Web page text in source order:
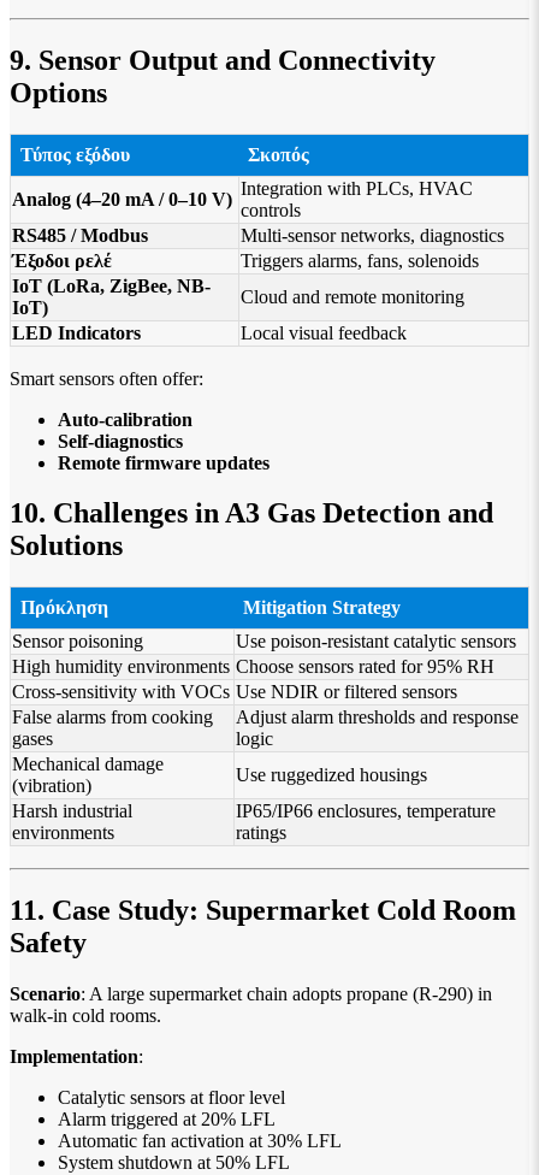
9. Sensor Output and Connectivity
Options
Τύπος εξόδου Σκοπός
Analog (4–20 mA / 0–10 V)
Integration with PLCs, HVAC
controls
RS485 / Modbus
Multi-sensor networks, diagnostics
Έξοδοι ρελέ
Triggers alarms, fans, solenoids
IoT (LoRa, ZigBee, NB-
IoT)
Cloud and remote monitoring
LED Indicators
Local visual feedback
Smart sensors often offer:
Auto-calibration
Self-diagnostics
Remote firmware updates
10. Challenges in A3 Gas Detection and
Solutions
Πρόκληση
Mitigation Strategy
Sensor poisoning
Use poison-resistant catalytic sensors
High humidity environments Choose sensors rated for 95% RH
Cross-sensitivity with VOCs Use NDIR or filtered sensors
False alarms from cooking
gases
Adjust alarm thresholds and response
logic
Mechanical damage
(vibration)
Use ruggedized housings
Harsh industrial
environments
IP65/IP66 enclosures, temperature
ratings
11. Case Study: Supermarket Cold Room
Safety
Scenario: A large supermarket chain adopts propane (R-290) in
walk-in cold rooms.
Implementation:
Catalytic sensors at floor level
Alarm triggered at 20% LFL
Automatic fan activation at 30% LFL
System shutdown at 50% LFL